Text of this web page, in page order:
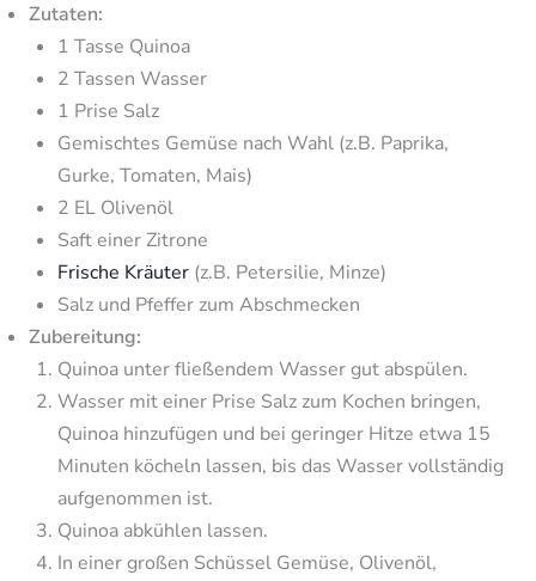
Zutaten:
1 Tasse Quinoa
2 Tassen Wasser
1 Prise Salz
Gemischtes Gemüse nach Wahl (z.B. Paprika,
Gurke, Tomaten, Mais)
2 EL Olivenöl
Saft einer Zitrone
Frische Kräuter (z.B. Petersilie, Minze)
Salz und Pfeffer zum Abschmecken
Zubereitung:
Quinoa unter fließendem Wasser gut abspülen.
Wasser mit einer Prise Salz zum Kochen bringen,
Quinoa hinzufügen und bei geringer Hitze etwa 15
Minuten köcheln lassen, bis das Wasser vollständig
aufgenommen ist.
Quinoa abkühlen lassen.
In einer großen Schüssel Gemüse, Olivenöl,